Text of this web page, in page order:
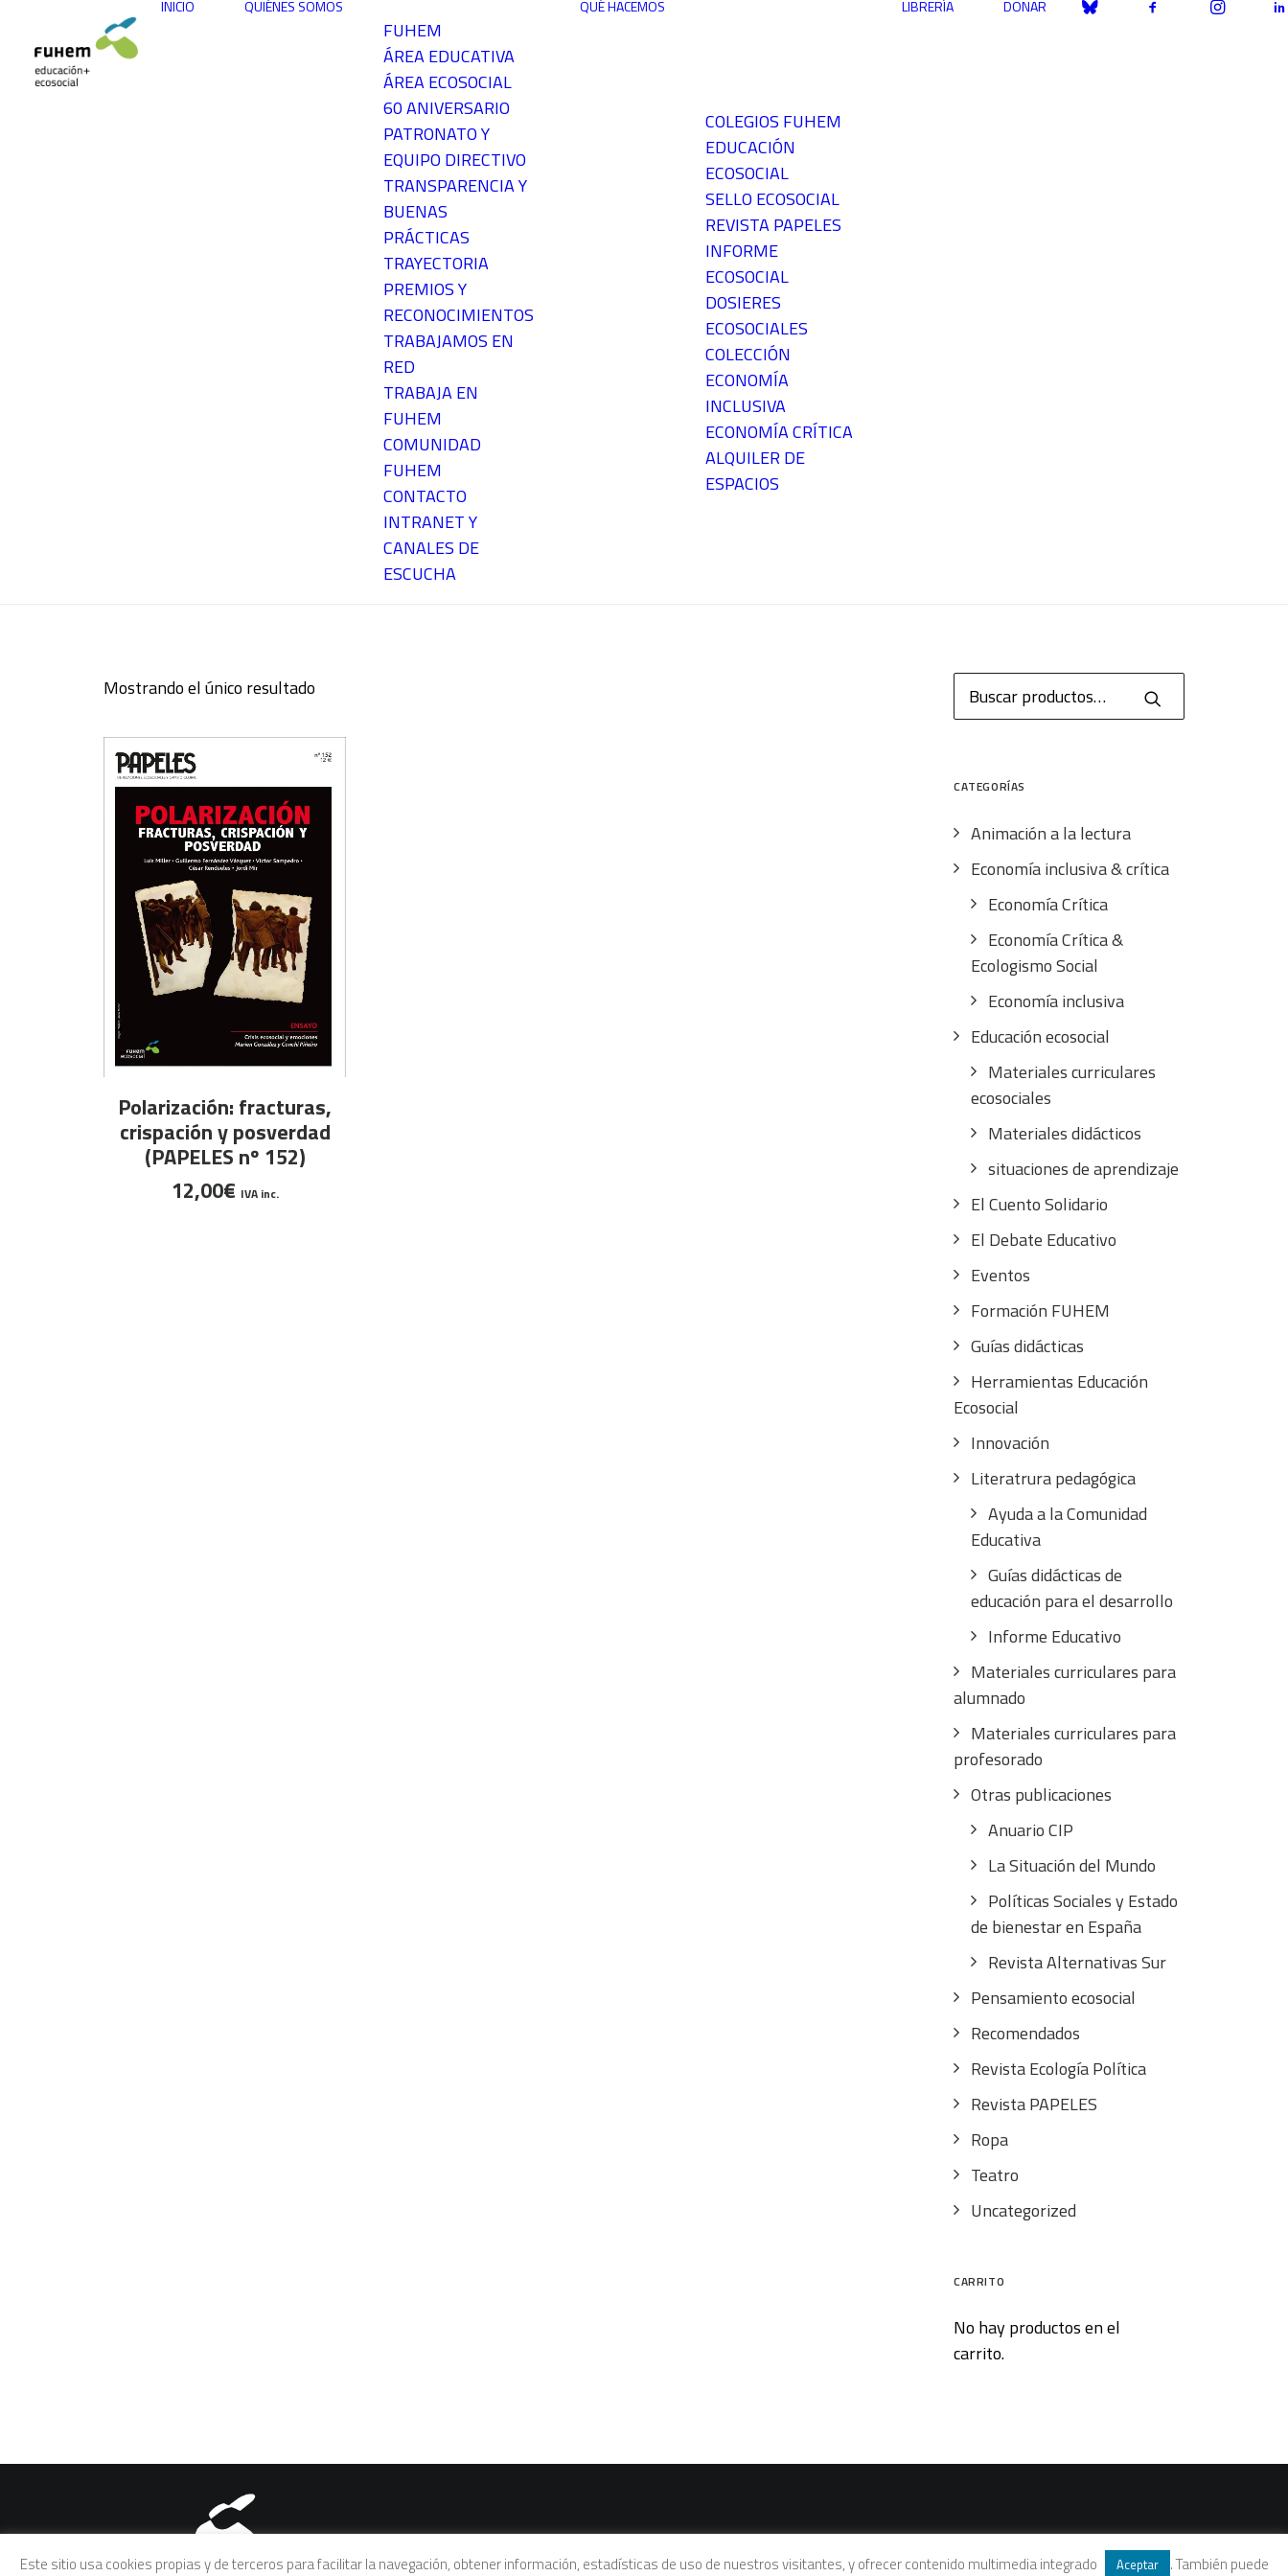
INICIO QUIÉNES SOMOS
FUHEM
ÁREA EDUCATIVA
ÁREA ECOSOCIAL
60 ANIVERSARIO
PATRONATO Y
EQUIPO DIRECTIVO
TRANSPARENCIA Y
BUENAS
PRÁCTICAS
TRAYECTORIA
PREMIOS Y
RECONOCIMIENTOS
TRABAJAMOS EN
RED
TRABAJA EN
FUHEM
COMUNIDAD
FUHEM
CONTACTO
INTRANET Y
CANALES DE
ESCUCHA
QUÉ HACEMOS
COLEGIOS FUHEM
EDUCACIÓN
ECOSOCIAL
SELLO ECOSOCIAL
REVISTA PAPELES
INFORME
ECOSOCIAL
DOSIERES
ECOSOCIALES
COLECCIÓN
ECONOMÍA
INCLUSIVA
ECONOMÍA CRÍTICA
ALQUILER DE
ESPACIOS
LIBRERÍA DONAR
Mostrando el único resultado
AÑADIR AL CARRITO
Polarización: fracturas,
crispación y posverdad
(PAPELES nº 152)
12,00€ IVA inc.
Buscar
por:
CATEGORÍAS
Animación a la lectura
Economía inclusiva & crítica
Economía Crítica
Economía Crítica &
Ecologismo Social
Economía inclusiva
Educación ecosocial
Materiales curriculares
ecosociales
Materiales didácticos
situaciones de aprendizaje
El Cuento Solidario
El Debate Educativo
Eventos
Formación FUHEM
Guías didácticas
Herramientas Educación
Ecosocial
Innovación
Literatrura pedagógica
Ayuda a la Comunidad
Educativa
Guías didácticas de
educación para el desarrollo
Informe Educativo
Materiales curriculares para
alumnado
Materiales curriculares para
profesorado
Otras publicaciones
Anuario CIP
La Situación del Mundo
Políticas Sociales y Estado
de bienestar en España
Revista Alternativas Sur
Pensamiento ecosocial
Recomendados
Revista Ecología Política
Revista PAPELES
Ropa
Teatro
Uncategorized
CARRITO
No hay productos en el
carrito.
Aviso legal|Política de privacidad|Política de cookies|Condiciones legales de venta
Este sitio usa cookies propias y de terceros para facilitar la navegación, obtener información, estadísticas de uso de nuestros visitantes, y ofrecer contenido multimedia integrado Aceptar . También puede